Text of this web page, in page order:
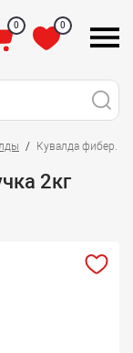
0 0
Кувалда фибер.
2кг